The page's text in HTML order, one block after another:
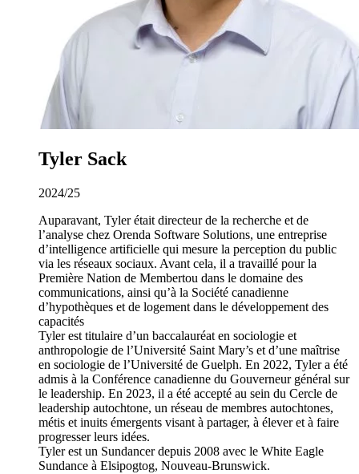
Tyler Sack
2024/25
Auparavant, Tyler était directeur de la recherche et de
l’analyse chez Orenda Software Solutions, une entreprise
d’intelligence artificielle qui mesure la perception du public
via les réseaux sociaux. Avant cela, il a travaillé pour la
Première Nation de Membertou dans le domaine des
communications, ainsi qu’à la Société canadienne
d’hypothèques et de logement dans le développement des
capacités
Tyler est titulaire d’un baccalauréat en sociologie et
anthropologie de l’Université Saint Mary’s et d’une maîtrise
en sociologie de l’Université de Guelph. En 2022, Tyler a été
admis à la Conférence canadienne du Gouverneur général sur
le leadership. En 2023, il a été accepté au sein du Cercle de
leadership autochtone, un réseau de membres autochtones,
métis et inuits émergents visant à partager, à élever et à faire
progresser leurs idées.
Tyler est un Sundancer depuis 2008 avec le White Eagle
Sundance à Elsipogtog, Nouveau-Brunswick.